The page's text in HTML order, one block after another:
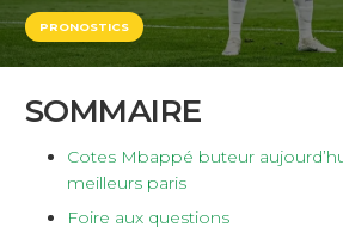
PRONOSTICS
SOMMAIRE
Cotes Mbappé buteur
meilleurs paris
Foire aux questions